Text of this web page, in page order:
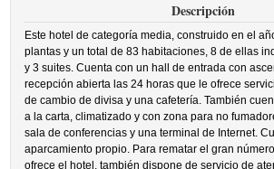
Descripción
Este hotel de categoría media, construido en el
plantas y un total de 83 habitaciones, 8 de ellas
y 3 suites. Cuenta con un hall de entrada con
recepción abierta las 24 horas que le ofrece
de cambio de divisa y una cafetería. También
a la carta, climatizado y con zona para no
sala de conferencias y una terminal de Internet.
aparcamiento propio. Para rematar el gran
ofrece el hotel, también dispone de servicio de